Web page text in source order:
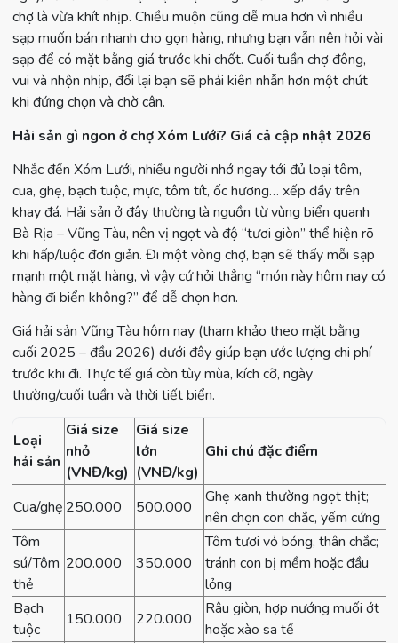
chợ là vừa khít nhịp. Chiều muộn cũng dễ mua hơn vì nhiều
sạp muốn bán nhanh cho gọn hàng, nhưng bạn vẫn nên hỏi vài
sạp để có mặt bằng giá trước khi chốt. Cuối tuần chợ đông,
vui và nhộn nhịp, đổi lại bạn sẽ phải kiên nhẫn hơn một chút
khi đứng chọn và chờ cân.
Hải sản gì ngon ở chợ Xóm Lưới? Giá cả cập nhật 2026
Nhắc đến Xóm Lưới, nhiều người nhớ ngay tới đủ loại tôm,
cua, ghẹ, bạch tuộc, mực, tôm tít, ốc hương… xếp đầy trên
khay đá. Hải sản ở đây thường là nguồn từ vùng biển quanh
Bà Rịa – Vũng Tàu, nên vị ngọt và độ “tươi giòn” thể hiện rõ
khi hấp/luộc đơn giản. Đi một vòng chợ, bạn sẽ thấy mỗi sạp
mạnh một mặt hàng, vì vậy cứ hỏi thẳng “món này hôm nay có
hàng đi biển không?” để dễ chọn hơn.
Giá hải sản Vũng Tàu hôm nay (tham khảo theo mặt bằng
cuối 2025 – đầu 2026) dưới đây giúp bạn ước lượng chi phí
trước khi đi. Thực tế giá còn tùy mùa, kích cỡ, ngày
thường/cuối tuần và thời tiết biển.
Loại
hải sản
Giá size
nhỏ
(VNĐ/kg)
Giá size
lớn
(VNĐ/kg)
Ghi chú đặc điểm
Cua/ghẹ 250.000 500.000
Ghẹ xanh thường ngọt thịt;
nên chọn con chắc, yếm cứng
Tôm
sú/Tôm
thẻ
200.000 350.000
Tôm tươi vỏ bóng, thân chắc;
tránh con bị mềm hoặc đầu
lỏng
Bạch
tuộc
150.000 220.000
Râu giòn, hợp nướng muối ớt
hoặc xào sa tế